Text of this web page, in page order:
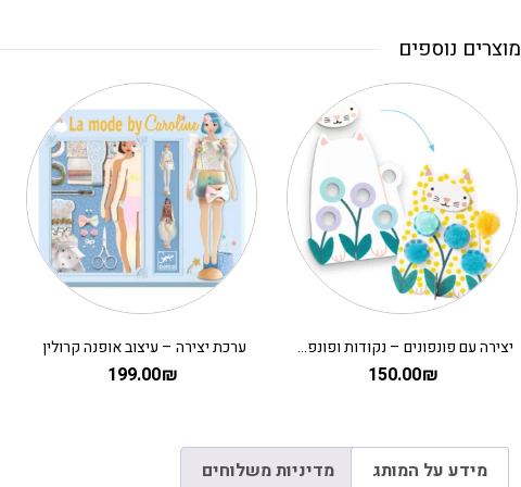
מוצרים נוספים
יצירה עם פונפונים – נקודות ופונפונים בדשא DJECO
150.00₪
ערכת יצירה – עיצוב אופנה קרולין
199.00₪
מידע על המותג מדיניות משלוחים